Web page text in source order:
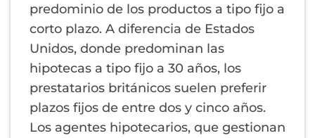
predominio de los productos a tipo fijo a
corto plazo. A diferencia de Estados
Unidos, donde predominan las
hipotecas a tipo fijo a 30 años, los
prestatarios británicos suelen preferir
plazos fijos de entre dos y cinco años.
Los agentes hipotecarios, que gestionan